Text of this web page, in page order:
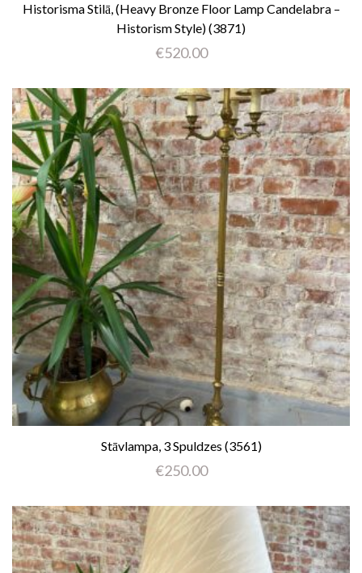
Historisma Stilā, (heavy Bronze Floor Lamp Candelabra –
Historism Style) (3871)
€520.00
Stāvlampa, 3 Spuldzes (3561)
€250.00